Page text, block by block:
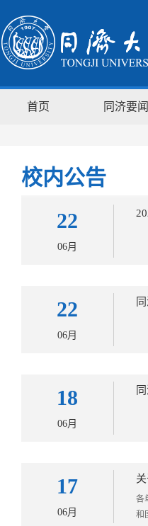
首页 同济要闻
校内公告
22
06月
22
06月
18
06月
17
06月
各
和